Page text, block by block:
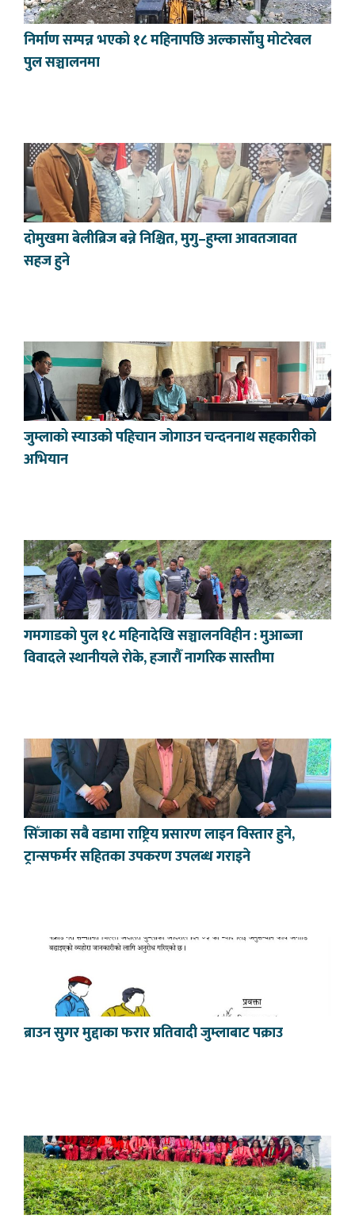
निर्माण सम्पन्न भएको १८ महिनापछि अल्कासाँघु मोटरेबल
पुल सञ्चालनमा
दोमुखमा बेलीब्रिज बन्ने निश्चित, मुगु–हुम्ला आवतजावत
सहज हुने
जुम्लाको स्याउको पहिचान जोगाउन चन्दननाथ सहकारीको
अभियान
गमगाडको पुल १८ महिनादेखि सञ्चालनविहीन : मुआब्जा
विवादले स्थानीयले रोके, हजारौँ नागरिक सास्तीमा
सिँजाका सबै वडामा राष्ट्रिय प्रसारण लाइन विस्तार हुने,
ट्रान्सफर्मर सहितका उपकरण उपलब्ध गराइने
ब्राउन सुगर मुद्दाका फरार प्रतिवादी जुम्लाबाट पक्राउ